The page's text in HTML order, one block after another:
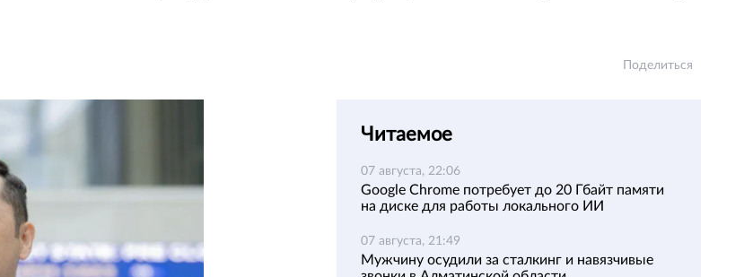
Поделиться
Читаемое
07 августа, 22:06
Google Chrome потребует до 20 Гбайт памяти
на диске для работы локального ИИ
07 августа, 21:49
Мужчину осудили за сталкинг и навязчивые